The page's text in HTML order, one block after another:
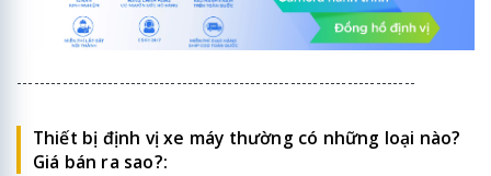
----------------------------------------------------------------------
Thiết bị định vị xe máy thường có những loại nào?
Giá bán ra sao?: